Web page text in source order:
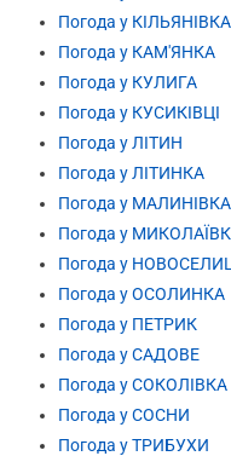
Погода у КІЛЬЯНІВКА
Погода у КАМ'ЯНКА
Погода у КУЛИГА
Погода у КУСИКІВЦІ
Погода у ЛІТИН
Погода у ЛІТИНКА
Погода у МАЛИНІВКА
Погода у
Погода у
Погода у ОСОЛИНКА
Погода у ПЕТРИК
Погода у САДОВЕ
Погода у СОКОЛІВКА
Погода у СОСНИ
Погода у ТРИБУХИ